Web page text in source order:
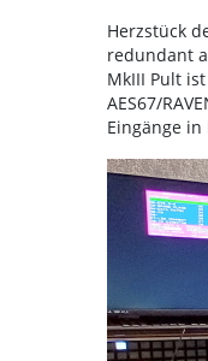
Herzstück
redundant
MkIII Pult
AES67/
Eingänge in